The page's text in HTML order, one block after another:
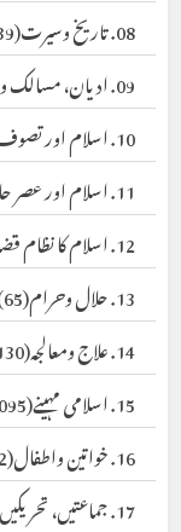
08. تاریخ وسیرت
(1939)
09. ادیان، مسالک وفرق
10. اسلام اور تصوف
11. اسلام اور عصر حاضر
12. اسلام کا نظام قضا
13. حلال وحرام
(65)
14. علاج ومعالجہ
(130)
15. اسلامی مہینے
(1095)
16. خواتین واطفال
(132)
17. جماعتیں، تحریکیں، ادارے